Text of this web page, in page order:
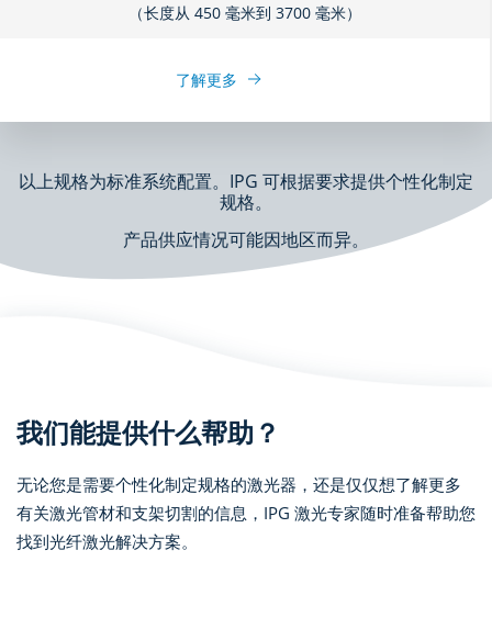
（长度从 450 毫米到 3700 毫米）
了解更多
以上规格为标准系统配置。IPG 可根据要求提供个性化制定
规格。
产品供应情况可能因地区而异。
我们能提供什么帮助？
无论您是需要个性化制定规格的激光器，还是仅仅想了解更多
有关激光管材和支架切割的信息，IPG 激光专家随时准备帮助您
找到光纤激光解决方案。